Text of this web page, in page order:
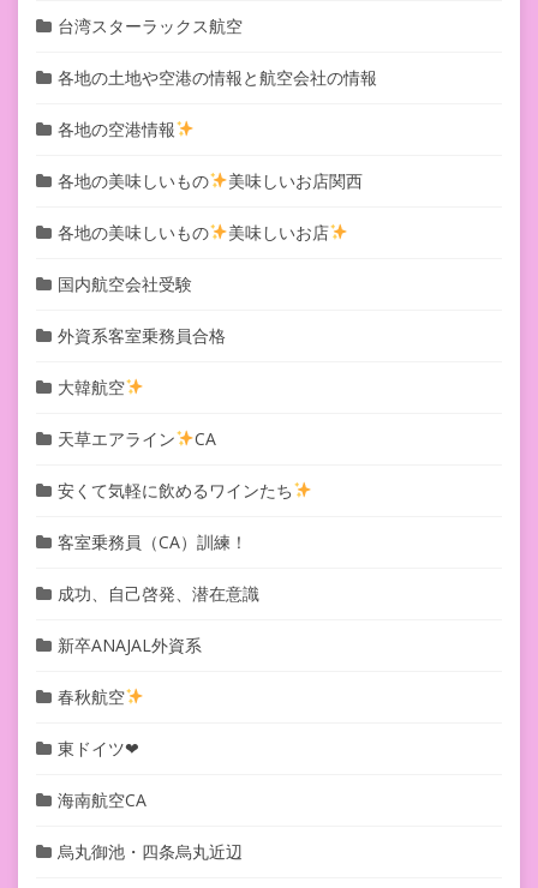
台湾スターラックス航空
各地の土地や空港の情報と航空会社の情報
各地の空港情報
各地の美味しいもの 美味しいお店関西
各地の美味しいもの 美味しいお店
国内航空会社受験
外資系客室乗務員合格
大韓航空
天草エアライン CA
安くて気軽に飲めるワインたち
客室乗務員（CA）訓練！
成功、自己啓発、潜在意識
新卒ANAJAL外資系
春秋航空
東ドイツ❤︎
海南航空CA
烏丸御池・四条烏丸近辺